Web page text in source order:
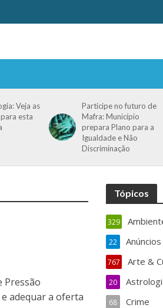
Veja as
esta
Participe no futuro de
Mafra: Município
prepara Plano para a
Igualdade e Não
Discriminação
Pressão
adequar a oferta
Tópicos
329
Anúncios
22
Arte &
767
20
Crime
68